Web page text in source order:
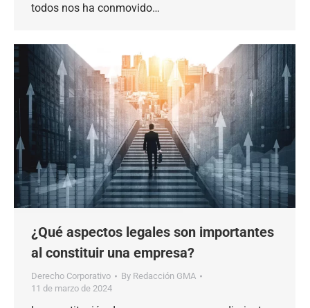
todos nos ha conmovido…
¿Qué aspectos legales son importantes
al constituir una empresa?
Derecho Corporativo By Redacción GMA
11 de marzo de 2024